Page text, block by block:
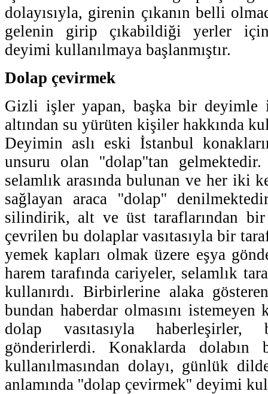
dolayısıyla, girenin çıkanın belli
gelenin girip çıkabildiği yerler
deyimi kullanılmaya başlanmıştır.
Dolap çevirmek
Gizli işler yapan, başka bir deyimle
altından su yürüten kişiler hakkında
Deyimin aslı eski İstanbul
unsuru olan ''dolap''tan
selamlık arasında bulunan ve her iki
sağlayan araca ''dolap''
silindirik, alt ve üst taraflarından
çevrilen bu dolaplar vasıtasıyla bir
yemek kapları olmak üzere eşya
harem tarafında cariyeler, selamlık
kullanırdı. Birbirlerine alaka
bundan haberdar olmasını
dolap vasıtasıyla haberleşirler,
gönderirlerdi. Konaklarda
kullanılmasından dolayı, günlük
anlamında ''dolap çevirmek'' deyimi